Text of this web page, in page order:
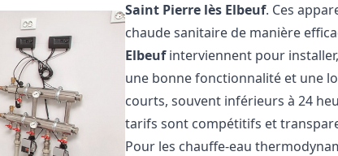
Saint Pierre lès Elbeuf. Ces
chaude sanitaire de manière
Elbeufinterviennent pour
une bonne fonctionnalité et une
courts, souvent inférieurs à 24
tarifs sont compétitifs et
Pour les chauffe-eau